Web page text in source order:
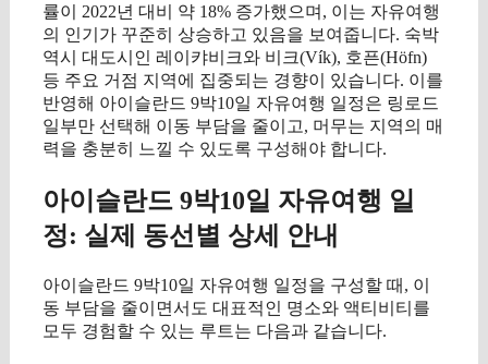
률이 2022년 대비 약 18% 증가했으며, 이는 자유여행
의 인기가 꾸준히 상승하고 있음을 보여줍니다. 숙박
역시 대도시인 레이캬비크와 비크(Vík), 호픈(Höfn)
등 주요 거점 지역에 집중되는 경향이 있습니다. 이를
반영해 아이슬란드 9박10일 자유여행 일정은 링로드
일부만 선택해 이동 부담을 줄이고, 머무는 지역의 매
력을 충분히 느낄 수 있도록 구성해야 합니다.
아이슬란드 9박10일 자유여행 일
정: 실제 동선별 상세 안내
아이슬란드 9박10일 자유여행 일정을 구성할 때, 이
동 부담을 줄이면서도 대표적인 명소와 액티비티를
모두 경험할 수 있는 루트는 다음과 같습니다.